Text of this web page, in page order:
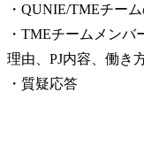
・QUNIE/TMEチー
・TMEチームメン
理由、PJ内容、働き
・質疑応答